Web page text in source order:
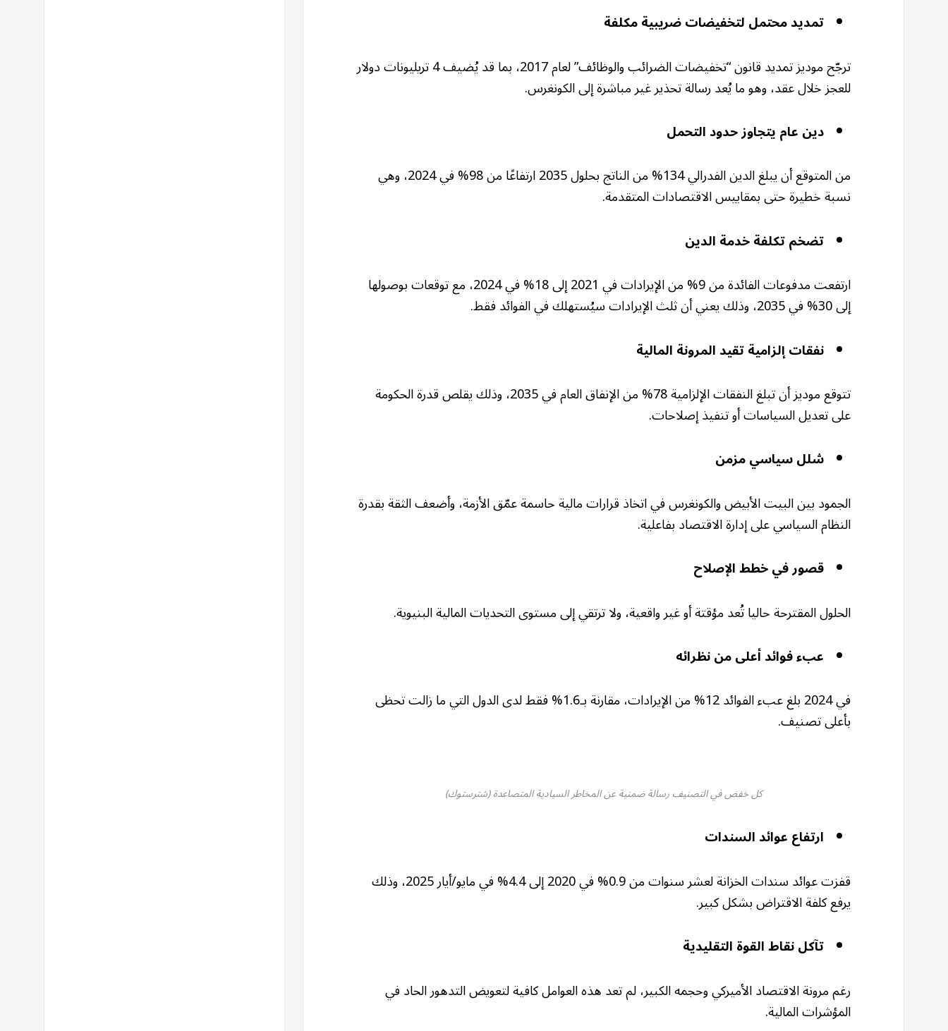
تمديد محتمل لتخفيضات ضريبية مكلفة
ترجّح موديز تمديد قانون “تخفيضات الضرائب والوظائف” لعام 2017، بما قد يُضيف 4 تريليونات دولار
للعجز خلال عقد، وهو ما يُعد رسالة تحذير غير مباشرة إلى الكونغرس.
دين عام يتجاوز حدود التحمل
من المتوقع أن يبلغ الدين الفدرالي 134% من الناتج بحلول 2035 ارتفاعًا من 98% في 2024، وهي
نسبة خطيرة حتى بمقاييس الاقتصادات المتقدمة.
تضخم تكلفة خدمة الدين
ارتفعت مدفوعات الفائدة من 9% من الإيرادات في 2021 إلى 18% في 2024، مع توقعات بوصولها
إلى 30% في 2035، وذلك يعني أن ثلث الإيرادات سيُستهلك في الفوائد فقط.
نفقات إلزامية تقيد المرونة المالية
تتوقع موديز أن تبلغ النفقات الإلزامية 78% من الإنفاق العام في 2035، وذلك يقلص قدرة الحكومة
على تعديل السياسات أو تنفيذ إصلاحات.
شلل سياسي مزمن
الجمود بين البيت الأبيض والكونغرس في اتخاذ قرارات مالية حاسمة عمّق الأزمة، وأضعف الثقة بقدرة
النظام السياسي على إدارة الاقتصاد بفاعلية.
قصور في خطط الإصلاح
الحلول المقترحة حاليا تُعد مؤقتة أو غير واقعية، ولا ترتقي إلى مستوى التحديات المالية البنيوية.
عبء فوائد أعلى من نظرائه
في 2024 بلغ عبء الفوائد 12% من الإيرادات، مقارنة بـ1.6% فقط لدى الدول التي ما زالت تحظى
بأعلى تصنيف.
كل خفض في التصنيف رسالة ضمنية عن المخاطر السيادية المتصاعدة (شترستوك)
ارتفاع عوائد السندات
قفزت عوائد سندات الخزانة لعشر سنوات من 0.9% في 2020 إلى 4.4% في مايو/أيار 2025، وذلك
يرفع كلفة الاقتراض بشكل كبير.
تآكل نقاط القوة التقليدية
رغم مرونة الاقتصاد الأميركي وحجمه الكبير، لم تعد هذه العوامل كافية لتعويض التدهور الحاد في
المؤشرات المالية.